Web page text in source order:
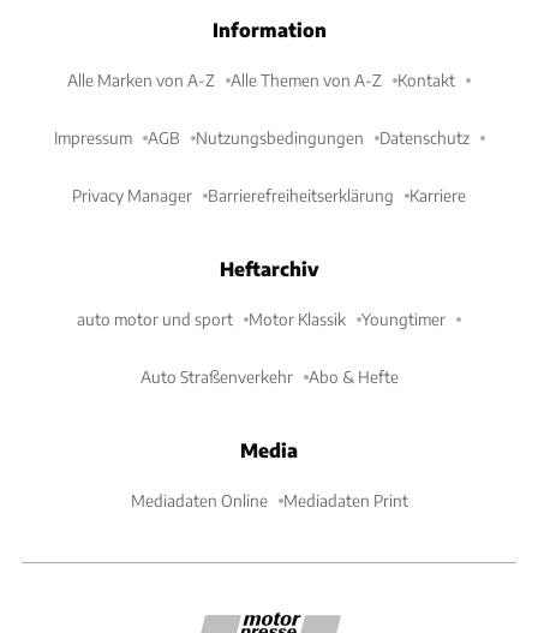
Information
Alle Marken von A-Z Alle Themen von A-Z Kontakt
Impressum AGB Nutzungsbedingungen Datenschutz
Privacy Manager Barrierefreiheitserklärung Karriere
Heftarchiv
auto motor und sport Motor Klassik Youngtimer
Auto Straßenverkehr Abo & Hefte
Media
Mediadaten Online Mediadaten Print